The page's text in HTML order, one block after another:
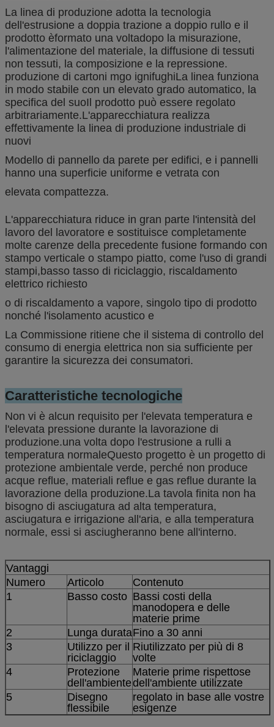
La linea di produzione adotta la tecnologia
dell'estrusione a doppia trazione a doppio rullo e il
prodotto èformato una voltadopo la misurazione,
l'alimentazione del materiale, la diffusione di tessuti
non tessuti, la composizione e la repressione.
produzione di cartoni mgo ignifughiLa linea funziona
in modo stabile con un elevato grado automatico, la
specifica del suoIl prodotto può essere regolato
arbitrariamente.L'apparecchiatura realizza
effettivamente la linea di produzione industriale di
nuovi
Modello di pannello da parete per edifici, e i pannelli
hanno una superficie uniforme e vetrata con
elevata compattezza.
L'apparecchiatura riduce in gran parte l'intensità del
lavoro del lavoratore e sostituisce completamente
molte carenze della precedente fusione formando con
stampo verticale o stampo piatto, come l'uso di grandi
stampi,basso tasso di riciclaggio, riscaldamento
elettrico richiesto
o di riscaldamento a vapore, singolo tipo di prodotto
nonché l'isolamento acustico e
La Commissione ritiene che il sistema di controllo del
consumo di energia elettrica non sia sufficiente per
garantire la sicurezza dei consumatori.
Caratteristiche tecnologiche
Non vi è alcun requisito per l'elevata temperatura e
l'elevata pressione durante la lavorazione di
produzione.una volta dopo l'estrusione a rulli a
temperatura normaleQuesto progetto è un progetto di
protezione ambientale verde, perché non produce
acque reflue, materiali reflue e gas reflue durante la
lavorazione della produzione.La tavola finita non ha
bisogno di asciugatura ad alta temperatura,
asciugatura e irrigazione all'aria, e alla temperatura
normale, essi si asciugheranno bene all'interno.
Vantaggi
Numero
Articolo
Contenuto
1
Basso costo Bassi costi della
manodopera e delle
materie prime
2
Lunga durataFino a 30 anni
3
Utilizzo per il
riciclaggio
Riutilizzato per più di 8
volte
4
Protezione
dell'ambiente
Materie prime rispettose
dell'ambiente utilizzate
5
Disegno
flessibile
regolato in base alle vostre
esigenze